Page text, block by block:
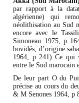
par rapport à la
algérienne) qui
néolithisation au Sud
encore avec le
Simoneau 1975, p
bovidés, d’origine
1964, p 241) Ce qui
entre le Sud marocain
De leur part O du
précise au cours du
& M Senones 1964, p